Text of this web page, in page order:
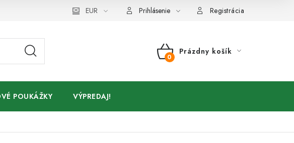
KontaktyEUR Prihlásenie Registrácia
NÁKUPNÝ
Prázdny košík
POUKÁŽKY VÝPREDAJ!